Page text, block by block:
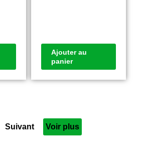
Ajouter au
panier
Suivant Voir plus